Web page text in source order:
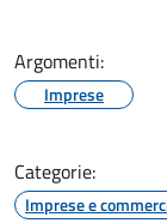
Argomenti:
Imprese
Categorie:
Imprese e